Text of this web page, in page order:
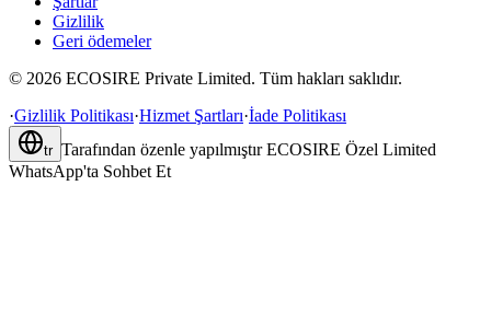
Gizlilik
Geri ödemeler
© 2026 ECOSIRE Private Limited. Tüm hakları saklıdır.
·Gizlilik Politikası·Hizmet Şartları·İade Politikası
tr Tarafından özenle yapılmıştır ECOSIRE Özel Limited
WhatsApp'ta Sohbet Et